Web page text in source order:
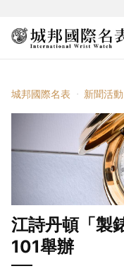
城邦國際名表 新聞活動
江詩丹頓「製
101舉辦